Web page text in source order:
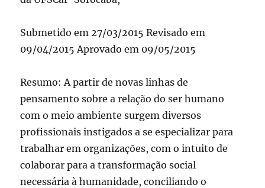
Submetido em 27/03/2015 Revisado em
09/04/2015 Aprovado em 09/05/2015
Resumo: A partir de novas linhas de
pensamento sobre a relação do ser humano
com o meio ambiente surgem diversos
profissionais instigados a se especializar para
trabalhar em organizações, com o intuito de
colaborar para a transformação social
necessária à humanidade, conciliando o